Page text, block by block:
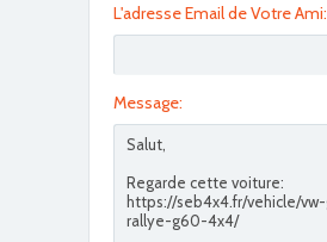
L'adresse Email de Votre Ami:
Message: